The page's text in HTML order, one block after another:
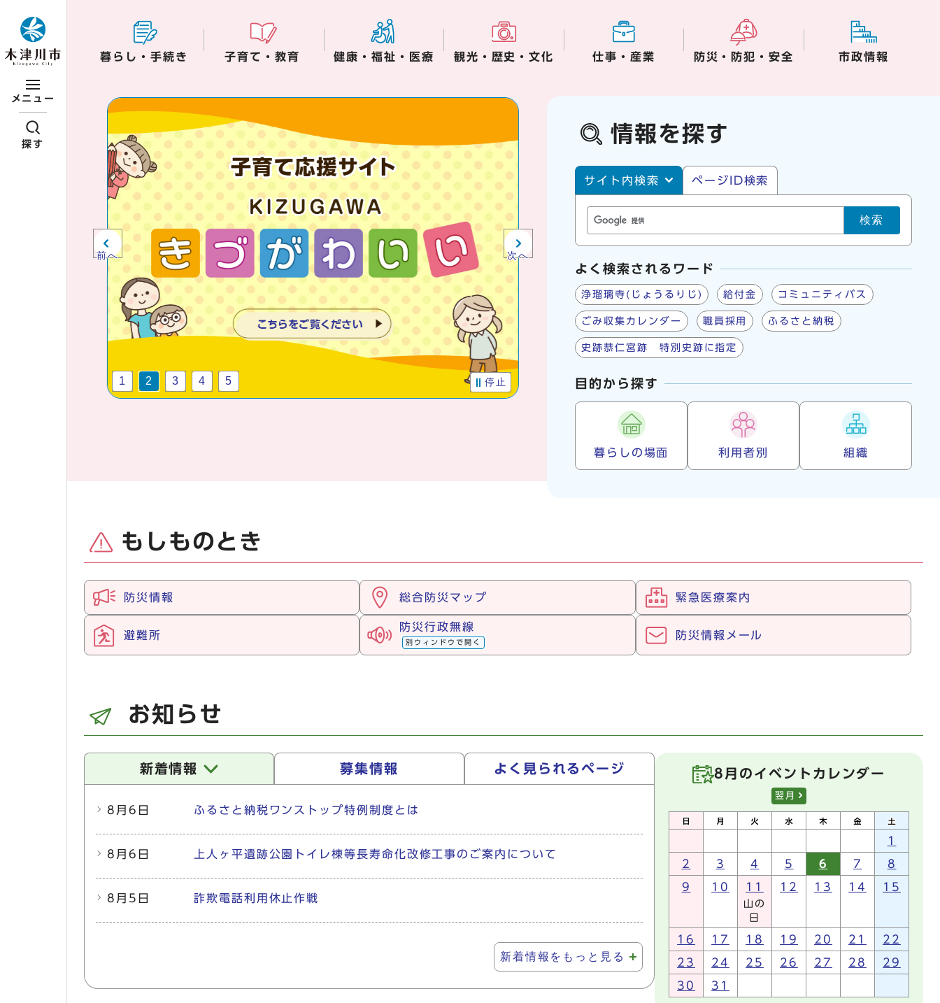
メニュー
探す
暮らし・手続き 子育て・教育 健康・福祉・医療 観光・歴史・文化 仕事・産業 防災・防犯・安全 市政情報
ビジュアルエリア。木津川市役所からの
紹介、お知らせ。
前へ 次へ
停止
1 2 3 4 5
情報を探す
サイト内・ページID検索
サイト内検索 ページID検索
検索
よく検索されるワード
浄瑠璃寺(じょうるりじ) 給付金 コミュニティバス
ごみ収集カレンダー 職員採用 ふるさと納税
史跡恭仁宮跡 特別史跡に指定
目的から探す
暮らしの場面 利用者別 組織
もしものとき
防災情報 総合防災マップ 緊急医療案内
避難所
防災行政無線
別ウィンドウで開く
防災情報メール
お知らせ
新着情報 募集情報 よく見られるページ
8月6日
ふるさと納税ワンストップ特例制度とは
8月6日 上人ヶ平遺跡公園トイレ棟等長寿命化改修工事のご案内について
8月5日 詐欺電話利用休止作戦
新着情報をもっと見る
8月のイベントカレンダー
翌月
1
2 3 4 5 6 7 8
9 10 11
山の
日
12 13 14 15
16 17 18 19 20 21 22
23 24 25 26 27 28 29
30 31